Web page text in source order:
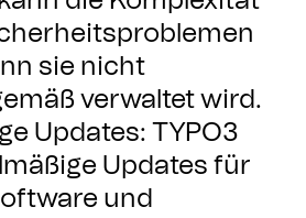
sie nicht
verwaltet wird.
Updates: TYPO3
Updates für
und